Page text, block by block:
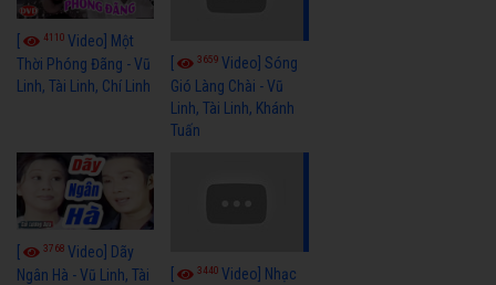
4110 Video] Một
Thời Phóng Đãng - Vũ
Linh, Tài Linh, Chí Linh
3659Video] Sóng
Gió Làng Chài - Vũ
Linh, Tài Linh, Khánh
Tuấn
3768 Video] Dãy
Ngân Hà - Vũ Linh, Tài
3440Video] Nhạc